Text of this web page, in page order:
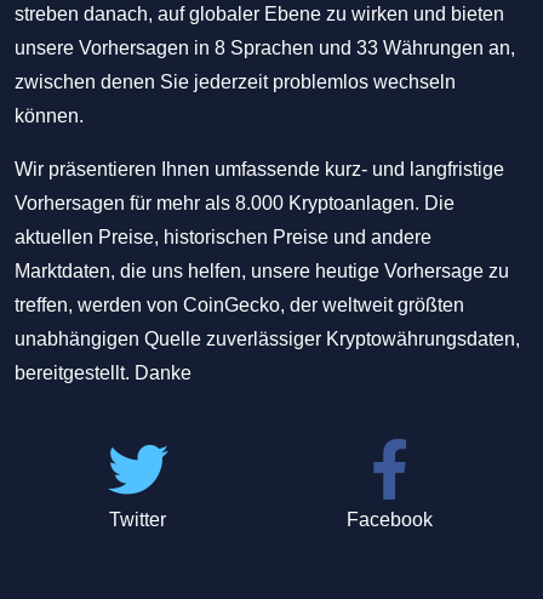
streben danach, auf globaler Ebene zu wirken und bieten
unsere Vorhersagen in 8 Sprachen und 33 Währungen an,
zwischen denen Sie jederzeit problemlos wechseln
können.
Wir präsentieren Ihnen umfassende kurz- und langfristige
Vorhersagen für mehr als 8.000 Kryptoanlagen. Die
aktuellen Preise, historischen Preise und andere
Marktdaten, die uns helfen, unsere heutige Vorhersage zu
treffen, werden von CoinGecko, der weltweit größten
unabhängigen Quelle zuverlässiger Kryptowährungsdaten,
bereitgestellt. Danke
Twitter Facebook